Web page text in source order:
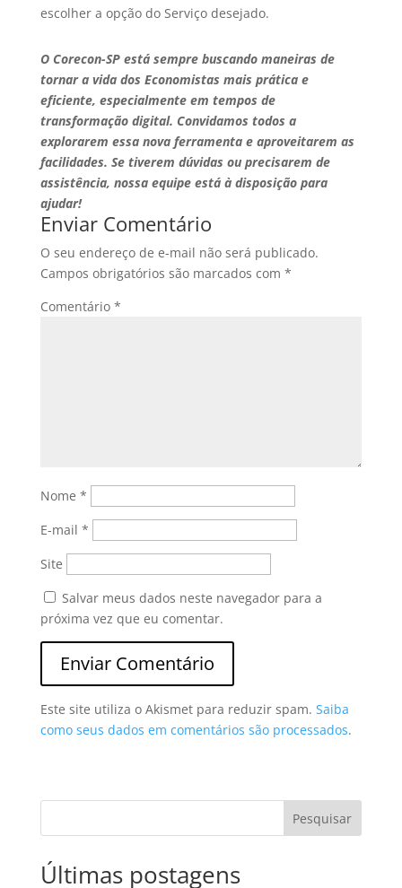
escolher a opção do Serviço desejado.
O Corecon-SP está sempre buscando maneiras de
tornar a vida dos Economistas mais prática e
eficiente, especialmente em tempos de
transformação digital. Convidamos todos a
explorarem essa nova ferramenta e aproveitarem as
facilidades. Se tiverem dúvidas ou precisarem de
assistência, nossa equipe está à disposição para
ajudar!
Enviar Comentário
O seu endereço de e-mail não será publicado.
Campos obrigatórios são marcados com *
Comentário *
Nome *
E-mail *
Site
Salvar meus dados neste navegador para a
próxima vez que eu comentar.
Este site utiliza o Akismet para reduzir spam. Saiba
como seus dados em comentários são processados.
Pesquisar
Últimas postagens